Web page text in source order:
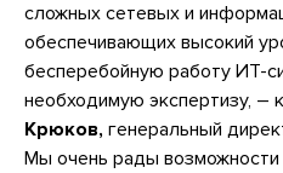
сложных сетевых и
обеспечивающих высокий
бесперебойную работу ИТ-
необходимую экспертизу, –
Крюков, генеральный
Мы очень рады возможности